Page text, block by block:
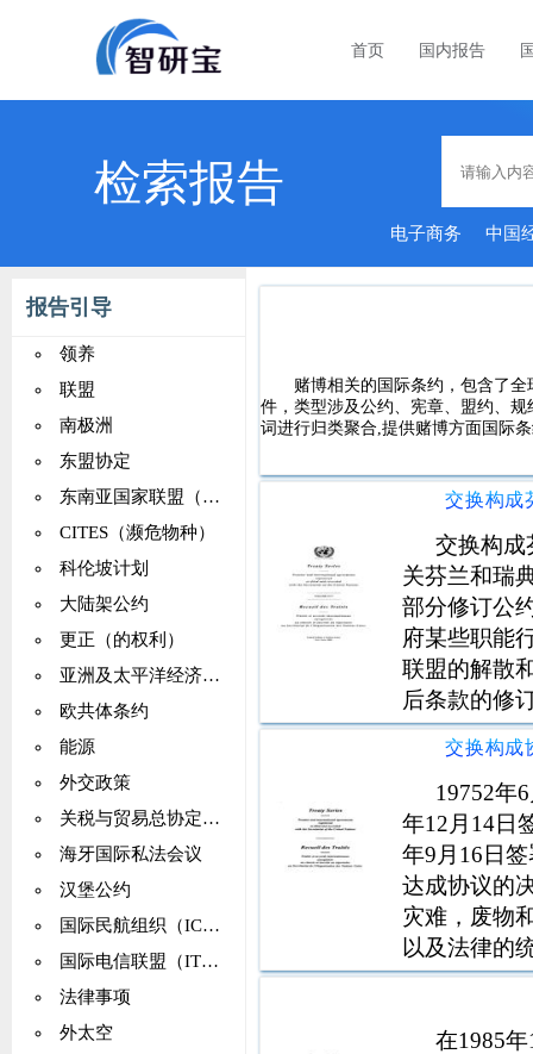
首页 国内报告
检索报告
电子商务 中国
报告引导
领养
联盟
南极洲
东盟协定
东南亚国家联盟（ASEAN）
CITES（濒危物种）
科伦坡计划
大陆架公约
更正（的权利）
亚洲及太平洋经济社会委员会（亚太经社会）
欧共体条约
能源
外交政策
关税与贸易总协定（GATT）
海牙国际私法会议
汉堡公约
国际民航组织（ICAO）
国际电信联盟（ITU）
法律事项
外太空
赌博相关的国际条约，包含了全
件，类型涉及公约、宪章、盟约、
词进行归类聚合,提供赌博方面国际
交换构成
关芬兰和瑞
部分修订公
府某些职能
联盟的解散
后条款的修
公约的通过
裁定权的行
的修改来作
19752年
年12月14日
年9月16日
达成协议的
灾难，废物
以及法律的
废物，土地
计划。范围
在1985